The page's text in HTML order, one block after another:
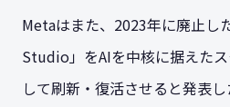
Metaはまた、2023年に廃止し
Studio」をAIを中核に据えた
して刷新・復活させると発表